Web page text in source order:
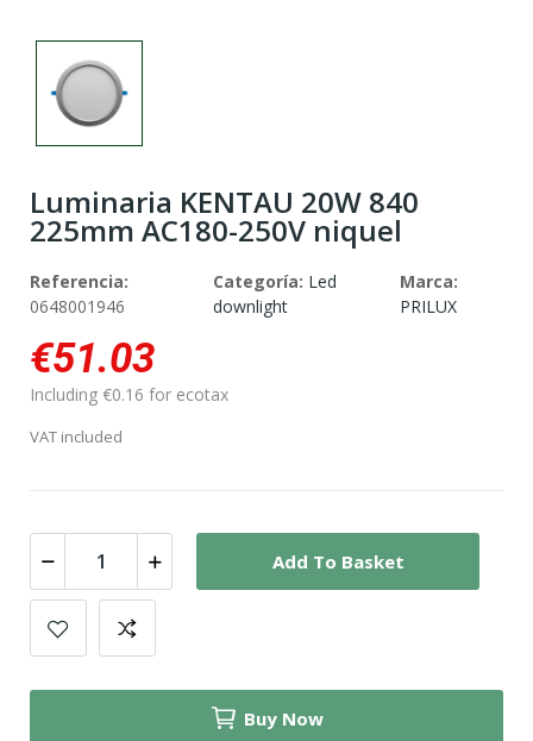
Luminaria KENTAU 20W 840
225mm AC180-250V niquel
Referencia:
0648001946
Categoría: Led
downlight
Marca:
PRILUX
€51.03
Including €0.16 for ecotax
VAT included
Add To Basket
Buy Now